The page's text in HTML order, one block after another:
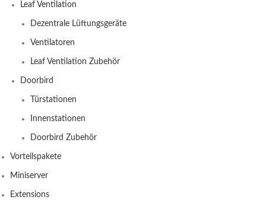
Leaf Ventilation
Dezentrale Lüftungsgeräte
Ventilatoren
Leaf Ventilation Zubehör
Doorbird
Türstationen
Innenstationen
Doorbird Zubehör
Vorteilspakete
Miniserver
Extensions